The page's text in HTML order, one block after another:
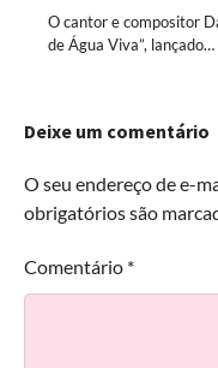
O cantor e compositor
de Água Viva”, lançado…
Deixe um comentário
O seu endereço de e-
obrigatórios são
Comentário *